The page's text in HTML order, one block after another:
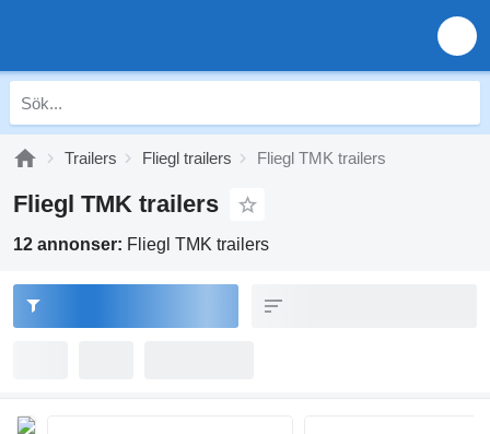
Trailers Fliegl trailers Fliegl TMK trailers
Fliegl TMK trailers
12 annonser: Fliegl TMK trailers